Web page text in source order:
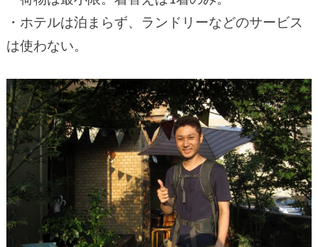
・ホテルは泊まらず、ランドリーなどのサービス
は使わない。